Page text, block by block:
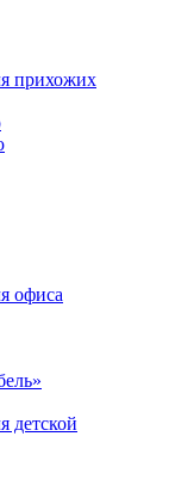
прихожих
офиса
детской